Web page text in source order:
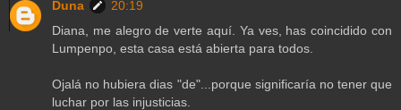
Duna
20:19
Diana, me alegro de verte aquí. Ya ves, has coincidido con
Lumpenpo, esta casa está abierta para todos.
Ojalá no hubiera dias "de"...porque significaría no tener que
luchar por las injusticias.